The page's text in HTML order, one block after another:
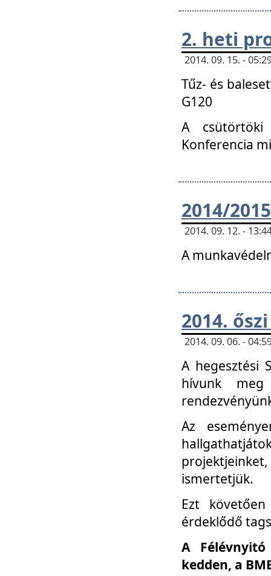
2. heti
2014. 09. 15. -
Tűz- és
G120
A csütörtöki
Konferencia
2014/
2014. 09. 12. -
A
2014.
2014. 09. 06. -
A hegesztési
hívunk
Az
ismertetjük.
Ezt
érdeklődő
A
kedden, a